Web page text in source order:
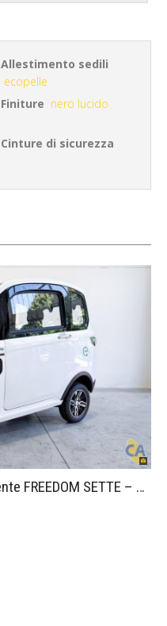
Allestimento sedili
ecopelle
Finiture nero lucido
Cinture di sicurezza
Macchina Minicar Senza Patente FREEDOM SETTE – Bianco